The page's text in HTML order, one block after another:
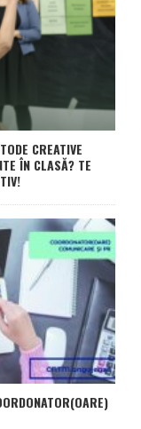
CREATIVE
ÎN CLASĂ? TE